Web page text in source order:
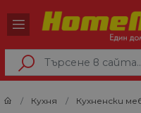
Кухня Кухненски